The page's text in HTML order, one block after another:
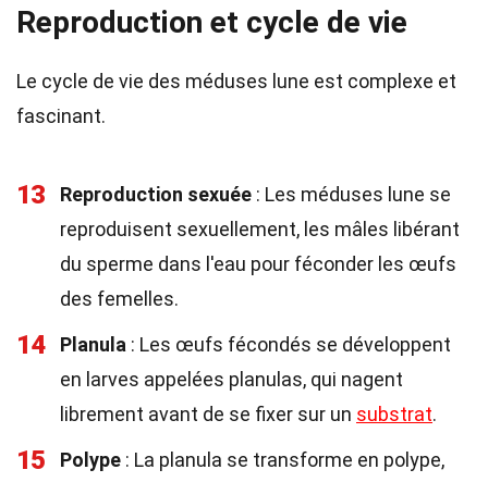
Reproduction et cycle de vie
Le cycle de vie des méduses lune est complexe et
fascinant.
13 Reproduction sexuée : Les méduses lune se
reproduisent sexuellement, les mâles libérant
du sperme dans l'eau pour féconder les œufs
des femelles.
14 Planula : Les œufs fécondés se développent
en larves appelées planulas, qui nagent
librement avant de se fixer sur un substrat.
15 Polype : La planula se transforme en polype,